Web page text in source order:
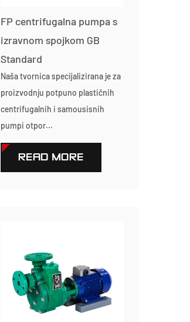
FP centrifugalna pumpa s
izravnom spojkom GB
Standard
Naša tvornica specijalizirana je za
proizvodnju potpuno plastičnih
centrifugalnih i samousisnih
pumpi otpor...
READ MORE